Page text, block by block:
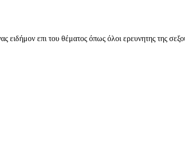
επι του θέματος όπως όλοι ερευνητης της